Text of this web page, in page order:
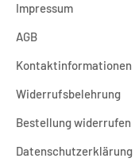
Impressum
AGB
Kontaktinformationen
Widerrufsbelehrung
Bestellung widerrufen
Datenschutzerklärung